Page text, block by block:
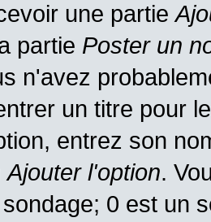
une partie
partie Poster un
n'avez
un titre pour
entrez son
Ajouter l'option.
0 est un